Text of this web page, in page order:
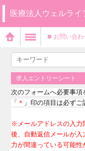
医療法人ウェルラ
お問い合わ
求人エントリーシート
次のフォームへ必要事項
「 ＊ 」印の項目は必ずご
※メールアドレスの入力
後、自動返信メールが
力が間違っている可能性